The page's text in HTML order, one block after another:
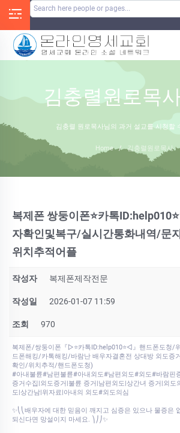
김충렬원로목
김충렬 원로목사님의 과거 설교를 시청할
Home / 김충렬원로목사
복제폰 쌍둥이폰⭐카톡
자확인및복구/실시간통화내역/문
위치추적어플
작성자 복제폰제작전문
작성일 2026-01-07 11:59
조회 970
복제폰/쌍둥이폰『▷⭐카톡ID:help010⭐◁』핸드폰도청/
드폰해킹/카톡해킹/바람난 배우자결혼전 상대방 외도증
확인/위치추적/핸드폰도청)
#아내불륜#남편불륜#아내외도#남편외도#외도#바람핀
증거수집|외도증거|불륜 증거|남편외도|상간녀 증거|외도
도|상간남|위자료|아내의 외도#외도의심
✨⎝⎝배우자에 대한 믿음이 깨지고 심증은 있으나 물증은
되신다면 망설이지 마세요. ⎞⎠⎠✨